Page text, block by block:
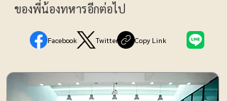
ของพี่น้องทหารอีกต่อไป
Facebook Twitter Copy Link